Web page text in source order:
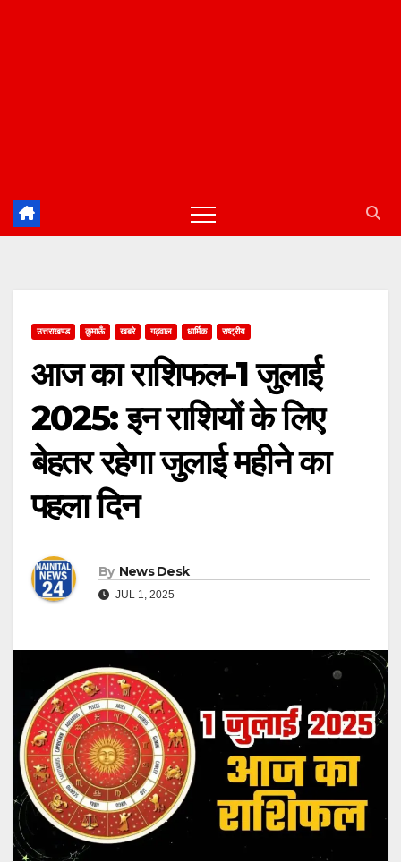
उत्तराखण्ड कुमाऊँ खबरे गढ़वाल धार्मिक राष्ट्रीय
आज का राशिफल-1 जुलाई
2025: इन राशियों के लिए
बेहतर रहेगा जुलाई महीने का
पहला दिन
By News Desk
JUL 1, 2025